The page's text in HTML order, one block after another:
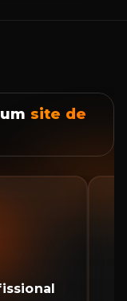
site de